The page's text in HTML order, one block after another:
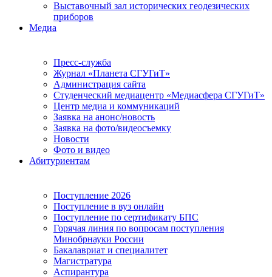
Выставочный зал исторических геодезических
приборов
Медиа
Пресс-служба
Журнал «Планета СГУГиТ»
Администрация сайта
Студенческий медиацентр «Медиасфера СГУГиТ»
Центр медиа и коммуникаций
Заявка на анонс/новость
Заявка на фото/видеосъемку
Новости
Фото и видео
Абитуриентам
Поступление 2026
Поступление в вуз онлайн
Поступление по сертификату БПС
Горячая линия по вопросам поступления
Минобрнауки России
Бакалавриат и специалитет
Магистратура
Аспирантура